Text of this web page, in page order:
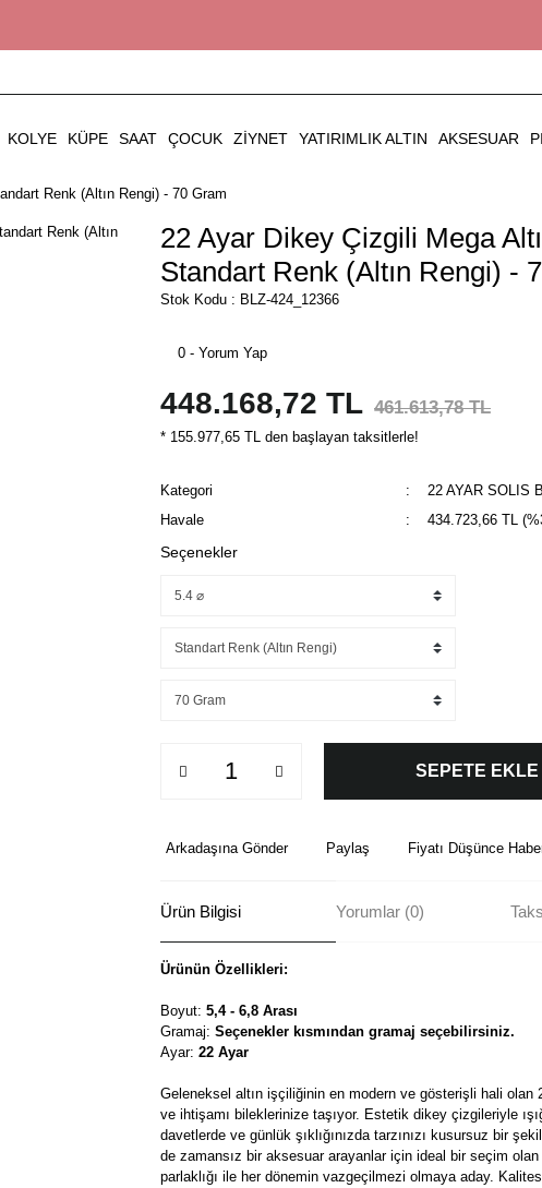
KOLYE KÜPE SAAT ÇOCUK ZIYNET YATIRIMLIK ALTIN AKSESUAR
Renk (Altın Rengi) - 70 Gram
22 Ayar Dikey Çizgili Mega
Standart Renk (Altın Rengi) -
Stok Kodu : BLZ-424_12366
0 - Yorum Yap
448.168,72 TL 461.613,78 TL
* 155.977,65 TL den başlayan taksitlerle!
Kategori 22 AYAR SOLIS
Havale
434.723,66 TL
Seçenekler
SEPETE EKLE
Arkadaşına Gönder Paylaş Fiyatı Düşünce
Ürün Bilgisi Yorumlar (0)
Ürünün Özellikleri:
Boyut: 5,4 - 6,8 Arası
Gramaj: Seçenekler kısmından gramaj seçebilirsiniz.
Ayar: 22 Ayar
Geleneksel altın işçiliğinin en modern ve gösterişli hali
ve ihtişamı bileklerinize taşıyor. Estetik dikey çizgileriyle
davetlerde ve günlük şıklığınızda tarzınızı kusursuz bir
de zamansız bir aksesuar arayanlar için ideal bir seçim
parlaklığı ile her dönemin vazgeçilmezi olmaya aday.